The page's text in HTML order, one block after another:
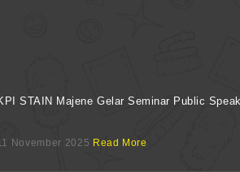
STAIN Majene Gelar Seminar Public
November 2025 Read More